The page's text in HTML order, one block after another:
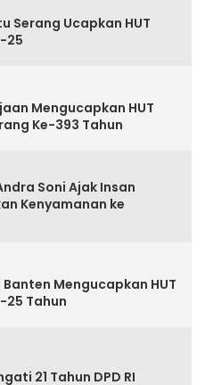
Serang Ucapkan HUT
25
Mengucapkan HUT
Ke-393 Tahun
Soni Ajak Insan
Kenyamanan ke
Mengucapkan HUT
25 Tahun
21 Tahun DPD RI